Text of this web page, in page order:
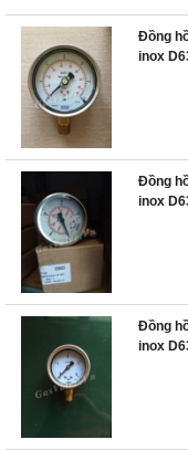
Đồng
inox
Đồng
inox
Đồng
inox